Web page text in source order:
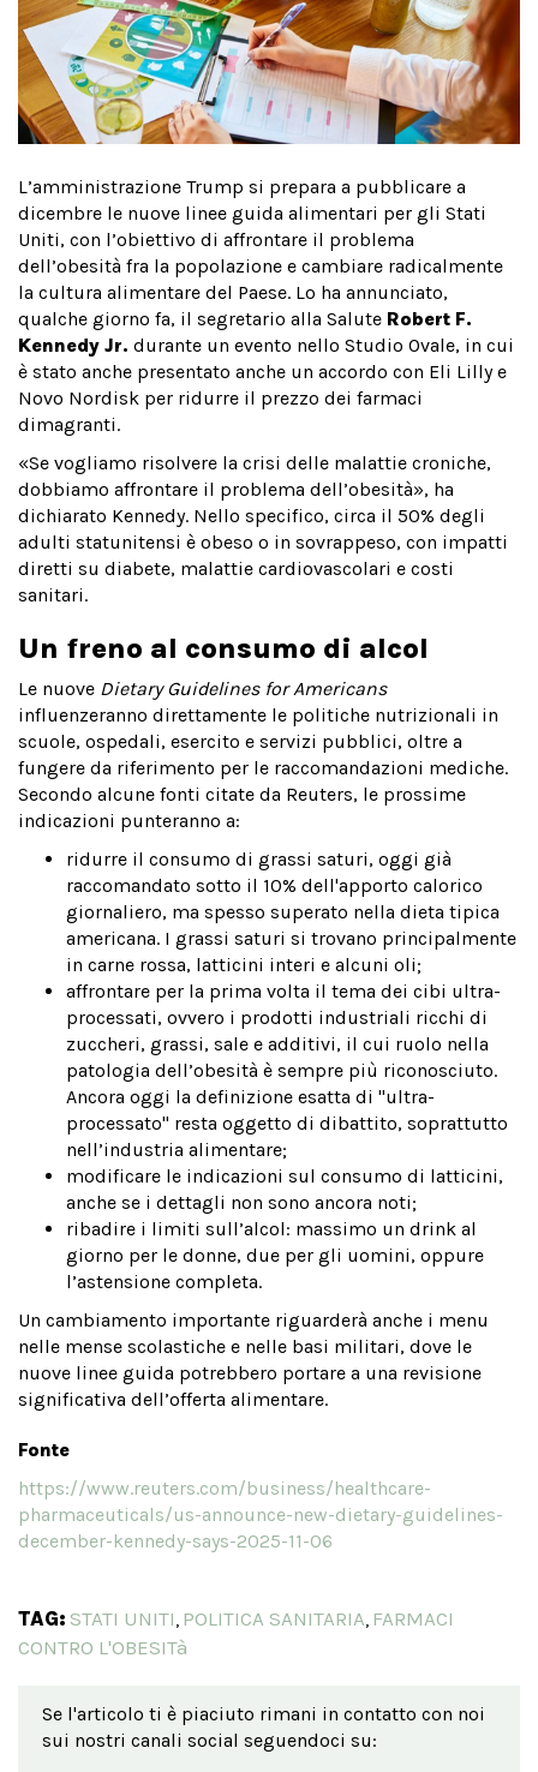
L’amministrazione Trump si prepara a pubblicare a
dicembre le nuove linee guida alimentari per gli Stati
Uniti, con l’obiettivo di affrontare il problema
dell’obesità fra la popolazione e cambiare radicalmente
la cultura alimentare del Paese. Lo ha annunciato,
qualche giorno fa, il segretario alla Salute Robert F.
Kennedy Jr. durante un evento nello Studio Ovale, in cui
è stato anche presentato anche un accordo con Eli Lilly e
Novo Nordisk per ridurre il prezzo dei farmaci
dimagranti.
«Se vogliamo risolvere la crisi delle malattie croniche,
dobbiamo affrontare il problema dell’obesità», ha
dichiarato Kennedy. Nello specifico, circa il 50% degli
adulti statunitensi è obeso o in sovrappeso, con impatti
diretti su diabete, malattie cardiovascolari e costi
sanitari.
Un freno al consumo di alcol
Le nuove Dietary Guidelines for Americans
influenzeranno direttamente le politiche nutrizionali in
scuole, ospedali, esercito e servizi pubblici, oltre a
fungere da riferimento per le raccomandazioni mediche.
Secondo alcune fonti citate da Reuters, le prossime
indicazioni punteranno a:
ridurre il consumo di grassi saturi, oggi già
raccomandato sotto il 10% dell'apporto calorico
giornaliero, ma spesso superato nella dieta tipica
americana. I grassi saturi si trovano principalmente
in carne rossa, latticini interi e alcuni oli;
affrontare per la prima volta il tema dei cibi ultra-
processati, ovvero i prodotti industriali ricchi di
zuccheri, grassi, sale e additivi, il cui ruolo nella
patologia dell’obesità è sempre più riconosciuto.
Ancora oggi la definizione esatta di "ultra-
processato" resta oggetto di dibattito, soprattutto
nell’industria alimentare;
modificare le indicazioni sul consumo di latticini,
anche se i dettagli non sono ancora noti;
ribadire i limiti sull’alcol: massimo un drink al
giorno per le donne, due per gli uomini, oppure
l’astensione completa.
Un cambiamento importante riguarderà anche i menu
nelle mense scolastiche e nelle basi militari, dove le
nuove linee guida potrebbero portare a una revisione
significativa dell’offerta alimentare.
Fonte
https://www.reuters.com/business/healthcare-
pharmaceuticals/us-announce-new-dietary-guidelines-
december-kennedy-says-2025-11-06
TAG: STATI UNITI, POLITICA SANITARIA, FARMACI
CONTRO L'OBESITà
Se l'articolo ti è piaciuto rimani in contatto con noi
sui nostri canali social seguendoci su: